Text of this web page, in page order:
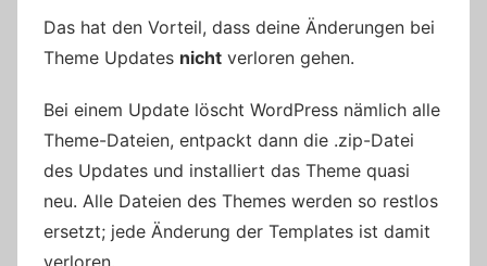
Das hat den Vorteil, dass deine Änderungen bei
Theme Updates nicht verloren gehen.
Bei einem Update löscht WordPress nämlich alle
Theme-Dateien, entpackt dann die .zip-Datei
des Updates und installiert das Theme quasi
neu. Alle Dateien des Themes werden so restlos
ersetzt; jede Änderung der Templates ist damit